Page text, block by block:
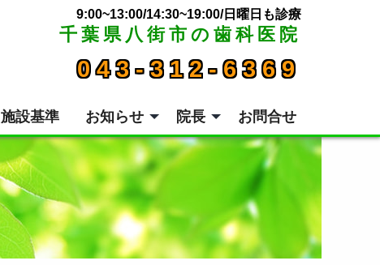
9:00~13:00/14:30~19:00/日曜日も診療
千葉県八街市の歯科医院
043-312-6369
施設基準 お知らせ 院長 お問合せ